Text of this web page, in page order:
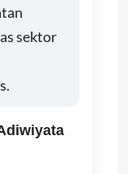
sektor